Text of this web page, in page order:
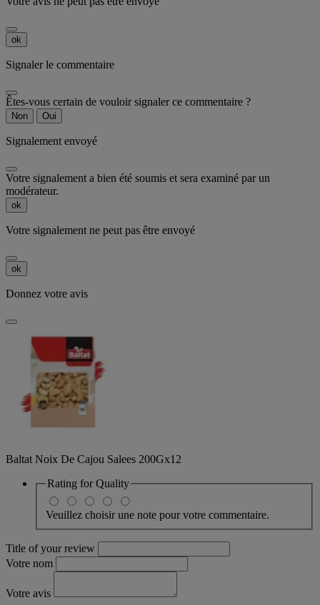
ok
Signaler le commentaire
Êtes-vous certain de vouloir signaler ce commentaire ?
Non Oui
Signalement envoyé
Votre signalement a bien été soumis et sera examiné par un
modérateur.
ok
Votre signalement ne peut pas être envoyé
ok
Donnez votre avis
Baltat Noix De Cajou Salees 200Gx12
Rating forQuality
Veuillez choisir une note pour votre commentaire.
Title of your review
Votre nom
Votre avis